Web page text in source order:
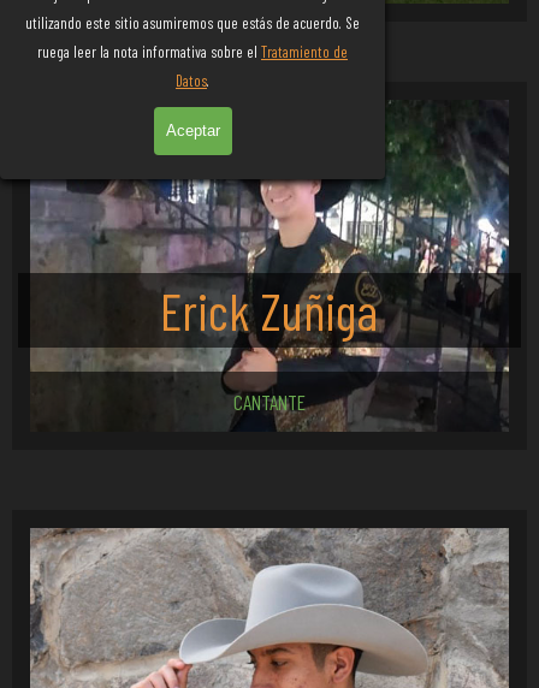
utilizando este sitio asumiremos que estás de acuerdo. Se
ruega leer la nota informativa sobre el Tratamiento de
Datos.
Aceptar
Erick Zuñiga
CANTANTE